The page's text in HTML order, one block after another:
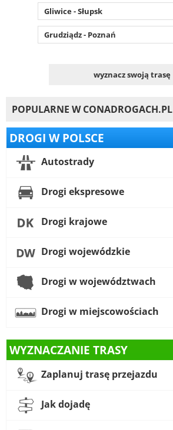
Gliwice - Słupsk
Grudziądz - Poznań
wyznacz swoją trasę
POPULARNE W CONADROGACH.PL
DROGI W POLSCE
Autostrady
Drogi ekspresowe
Drogi krajowe
Drogi wojewódzkie
Drogi w województwach
Drogi w miejscowościach
WYZNACZANIE TRASY
Zaplanuj trasę przejazdu
Jak dojadę